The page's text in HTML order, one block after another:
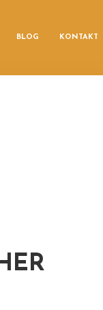
BLOG KONTAKT